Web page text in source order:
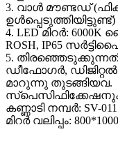
3. വാൾ മൗണ്ടഡ്
ഉൾപ്പെടുത്തിയിട്ടുണ്ട്)
4. LED മിറർ: 6000K
ROSH, IP65
5.
ഡീഫോഗർ,
മാറുന്നു തുടങ്ങിയവ.
കണ്ണാടി നമ്പർ: SV-011
മിറർ വലിപ്പം: 800*1000